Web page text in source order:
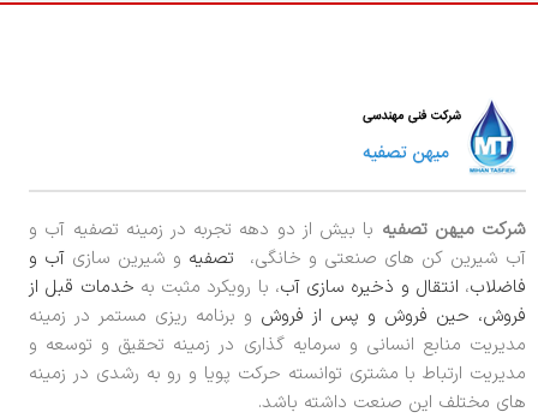
شرکت میهن تصفیه با بیش از دو دهه تجربه در زمینه تصفیه آب و
آب شیرین کن های صنعتی و خانگی،
تصفیه و شیرین سازی آب و
فاضلاب، انتقال و ذخیره سازی آب، با رویکرد مثبت به خدمات قبل از
فروش، حین فروش و پس از فروش و برنامه ریزی مستمر در زمینه
مدیریت منابع انسانی و سرمایه گذاری در زمینه تحقیق و توسعه و
مدیریت ارتباط با مشتری توانسته حرکت پویا و رو به رشدی در زمینه
های مختلف این صنعت داشته باشد.